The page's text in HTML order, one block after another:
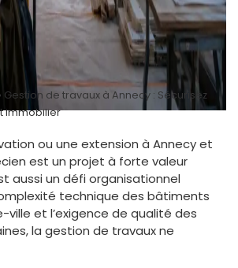
Gestion de travaux à Annecy : Sécurisez
immobilier
ou une extension à Annecy et
est un projet à forte valeur
aussi un défi organisationnel
technique des bâtiments
ville et l’exigence de qualité des
la gestion de travaux ne